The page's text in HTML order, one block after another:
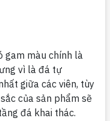
gam màu chính là
vì là đá tự
giữa các viên, tùy
của sản phẩm sẽ
đá khai thác.